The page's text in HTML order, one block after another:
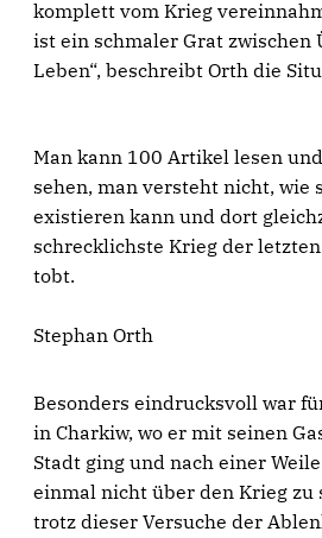
komplett vom Krieg
ist ein schmaler Grat zwischen
Leben“, beschreibt Orth die
Man kann 100 Artikel lesen
sehen, man versteht nicht, wie
existieren kann und dort
schrecklichste Krieg der
tobt.
Stephan Orth
Besonders eindrucksvoll war
in Charkiw, wo er mit seinen
Stadt ging und nach einer
einmal nicht über den Krieg zu
trotz dieser Versuche der